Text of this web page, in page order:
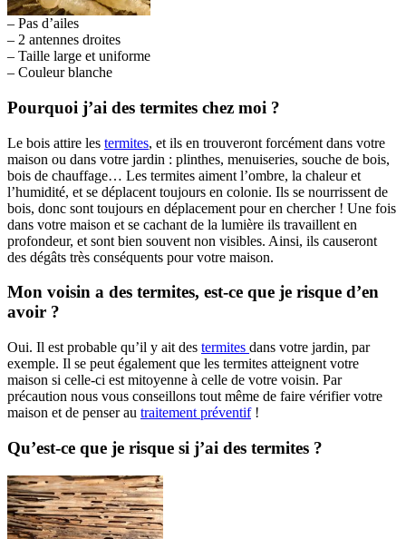
– Pas d’ailes
– 2 antennes droites
– Taille large et uniforme
– Couleur blanche
Pourquoi j’ai des termites chez moi ?
Le bois attire les termites, et ils en trouveront forcément dans votre
maison ou dans votre jardin : plinthes, menuiseries, souche de bois,
bois de chauffage… Les termites aiment l’ombre, la chaleur et
l’humidité, et se déplacent toujours en colonie. Ils se nourrissent de
bois, donc sont toujours en déplacement pour en chercher ! Une fois
dans votre maison et se cachant de la lumière ils travaillent en
profondeur, et sont bien souvent non visibles. Ainsi, ils causeront
des dégâts très conséquents pour votre maison.
Mon voisin a des termites, est-ce que je risque d’en
avoir ?
Oui. Il est probable qu’il y ait des termites dans votre jardin, par
exemple. Il se peut également que les termites atteignent votre
maison si celle-ci est mitoyenne à celle de votre voisin. Par
précaution nous vous conseillons tout même de faire vérifier votre
maison et de penser au traitement préventif!
Qu’est-ce que je risque si j’ai des termites ?